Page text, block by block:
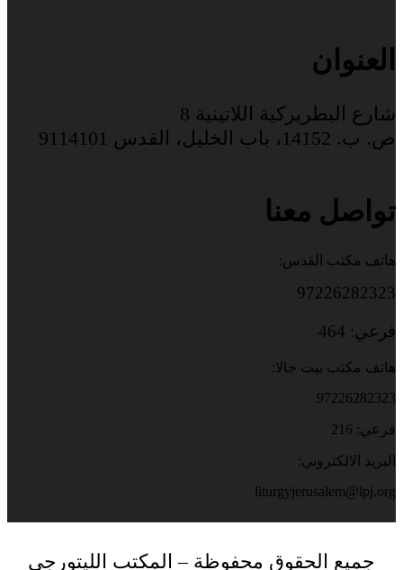
العنوان
شارع البطريركية اللاتينية 8
ص. ب. 14152، باب الخليل، القدس 9114101
تواصل معنا
هاتف مكتب القدس:
97226282323
فرعي: 464
هاتف مكتب بيت جالا:
97226282323
فرعي: 216
البريد الالكتروني:
liturgyjerusalem@lpj.org
جميع الحقوق محفوظة – المكتب الليتورجي